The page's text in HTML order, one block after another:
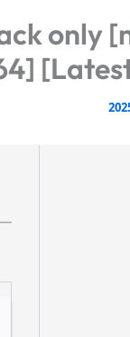
only